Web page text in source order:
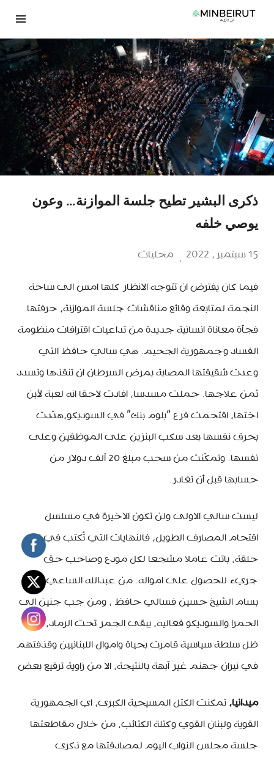
انتقل
المحتوى
ذكرى البشير تطيح جلسة الموازنة… وعون
يوصي خلفه
15 سبتمبر، 2022 محليات
فيما كان يفترض ان تتوجه الانظار كلها امس الى ساحة
النجمة لمتابعة وقائع مناقشات جلسة الموازنة، حرفتها
فجأة معاناة انسانية جديدة من تداعيات اقترافات منظومة
الفساد وجمهورية الجحيم. هي سالي حافظ التي
وعدت شقيقتها المصابة بمرض السرطان ان تنقذها وتسدد
ثمن علاجها. حملت مسدسا، افادت لاحقا انه لعبة لأبن
اختها، اقتحمت فرع “بلوم بنك” في السوديكو،هدّدت
بحرق نفسها بعد سكب البنزين على الموظفين وعلى
نفسها. وتمكّنت من سحب مبلغ 20 ألف دولار من
حسابها قبل أن تغادر.
ليست سالي الاولى ولن تكون الاخيرة في مسلسل
اقتحام المصارف الطويل، فالنهايات التي تُكتب في كل
حلقة، باتت عاملا مشجعا لكل مودع وصاحب حق
جريء للحصول على امواله. من عبدالله الساعي الى
بسام الشيخ حسين فسالي حافظ ، ومن جب جنين الى
الحمرا والسوديكو فعاليه، يبقى الجمر تحت الرماد، في
ظل سلطة سياسية قامرت بحياة واموال اللبنانيين وقذفتهم
في نيران جهنم غير آبهة بالنتيجة، الا من زاوية ترقيع بعض
ميدانيا، تمكنت الكتل المسيحية الكبرى، اي الجمهورية
القوية ولبنان القوي وكتلة الكتائب، من خلال مقاطعتها
جلسة مجلس النواب اليوم لمصادفتها مع ذكرى